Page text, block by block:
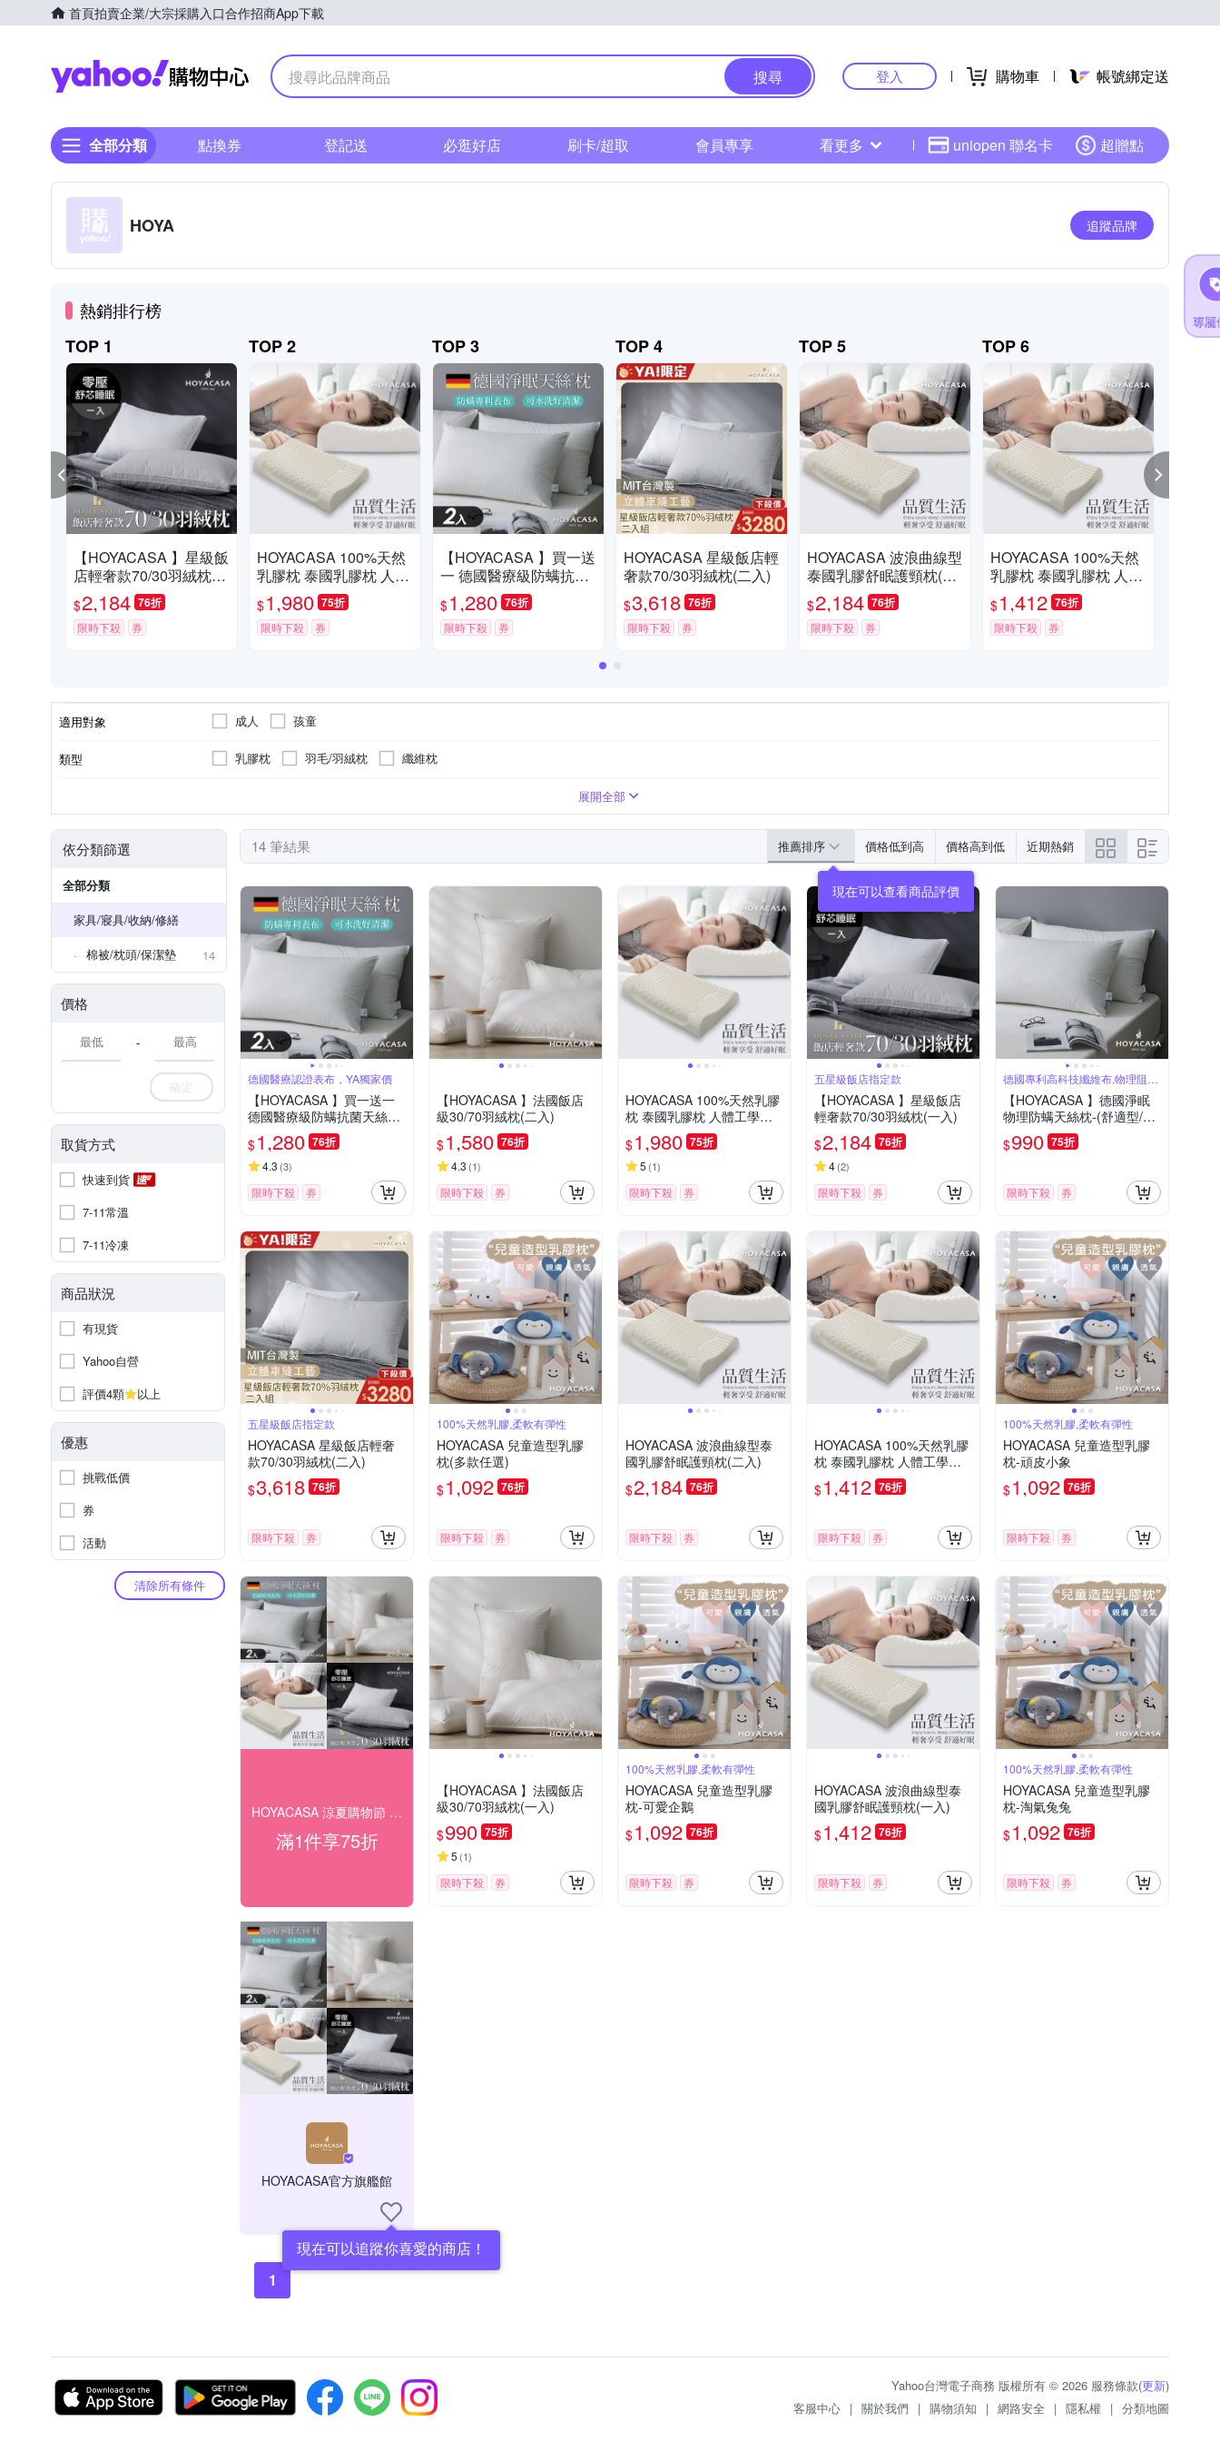
首頁拍賣企業/大宗採購入口合作招商App下載
Yahoo購物中心
搜尋 登入 購物車 帳號綁定送
全部分類 點換券 登記送 必逛好店 刷卡/超取 會員專享 看更多 uniopen 聯名卡 超贈點
HOYA 追蹤品牌
熱銷排行榜
TOP 1
【HOYACASA 】星級飯
店輕奢款70/30羽絨枕
(一入)
$2,184 76折
限時下殺 券
TOP 2
HOYACASA 100%天然
乳膠枕 泰國乳膠枕 人體
工學乳膠枕 溝槽工學乳
膠枕(二入)
$1,980 75折
限時下殺 券
TOP 3
【HOYACASA 】買一送
一 德國醫療級防螨抗菌
天絲枕-多款任選 (多國
醫療認證，整顆可水洗)
$1,280 76折
限時下殺 券
TOP 4
HOYACASA 星級飯店輕
奢款70/30羽絨枕(二入)
$3,618 76折
限時下殺 券
TOP 5
HOYACASA 波浪曲線型
泰國乳膠舒眠護頸枕(二
入)
$2,184 76折
限時下殺 券
TOP 6
HOYACASA 100%天然
乳膠枕 泰國乳膠枕 人體
工學乳膠枕 溝槽工學乳
膠枕(一入)
$1,412 76折
限時下殺 券
適用對象 成人 孩童
類型 乳膠枕 羽毛/羽絨枕 纖維枕
展開全部
依分類篩選
全部分類
家具/寢具/收納/修繕
棉被/枕頭/保潔墊
14
價格
-
確定
取貨方式
快速到貨
7-11常溫
7-11冷凍
商品狀況
有現貨
Yahoo自營
評價4顆
以上
優惠
挑戰低價
券
活動
清除所有條件
14 筆結果 推薦排序 價格低到高 價格高到低 近期熱銷
德國醫療認證表布，YA獨家價
【HOYACASA 】買一送一
德國醫療級防螨抗菌天絲枕-
多款任選 (多國醫療認證，
整顆可水洗)
$1,280 76折
4.3 (3)
限時下殺 券
【HOYACASA 】法國飯店
級30/70羽絨枕(二入)
$1,580 76折
4.3 (1)
限時下殺 券
HOYACASA 100%天然乳膠
枕 泰國乳膠枕 人體工學乳
膠枕 溝槽工學乳膠枕(二入)
$1,980 75折
5 (1)
限時下殺 券
五星級飯店指定款
【HOYACASA 】星級飯店
輕奢款70/30羽絨枕(一入)
$2,184 76折
4(2)
限時下殺 券
德國專利高科技纖維布,物理阻隔
塵螨
【HOYACASA 】德國淨眠
物理防螨天絲枕-(舒適型/增
量型)
$990 75折
限時下殺 券
五星級飯店指定款
HOYACASA 星級飯店輕奢
款70/30羽絨枕(二入)
$3,618 76折
限時下殺 券
100%天然乳膠,柔軟有彈性
HOYACASA 兒童造型乳膠
枕(多款任選)
$1,092 76折
限時下殺 券
HOYACASA 波浪曲線型泰
國乳膠舒眠護頸枕(二入)
$2,184 76折
限時下殺 券
HOYACASA 100%天然乳膠
枕 泰國乳膠枕 人體工學乳
膠枕 溝槽工學乳膠枕(一入)
$1,412 76折
限時下殺 券
100%天然乳膠,柔軟有彈性
HOYACASA 兒童造型乳膠
枕-頑皮小象
$1,092 76折
限時下殺 券
HOYACASA 涼夏購物節 全館下殺75折
滿1件享75折
【HOYACASA 】法國飯店
級30/70羽絨枕(一入)
$990 75折
5 (1)
限時下殺 券
100%天然乳膠,柔軟有彈性
HOYACASA 兒童造型乳膠
枕-可愛企鵝
$1,092 76折
限時下殺 券
HOYACASA 波浪曲線型泰
國乳膠舒眠護頸枕(一入)
$1,412 76折
限時下殺 券
100%天然乳膠,柔軟有彈性
HOYACASA 兒童造型乳膠
枕-淘氣兔兔
$1,092 76折
限時下殺 券
HOYACASA官方旗艦館
現在可以追蹤你喜愛的商店！
1
Yahoo台灣電子商務 版權所有 © 2026 服務條款(更新)
客服中心 | 關於我們 | 購物須知 | 網路安全 | 隱私權 | 分類地圖